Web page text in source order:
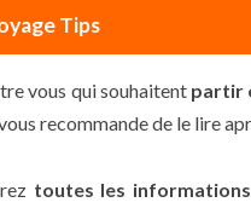
Tips
vous qui souhaitent partir
recommande de le lire
toutes les